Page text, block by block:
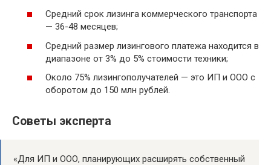
Средний срок лизинга коммерческого транспорта
— 36-48 месяцев;
Средний размер лизингового платежа находится в
диапазоне от 3% до 5% стоимости техники;
Около 75% лизингополучателей — это ИП и ООО с
оборотом до 150 млн рублей.
Советы эксперта
«Для ИП и ООО, планирующих расширять собственный